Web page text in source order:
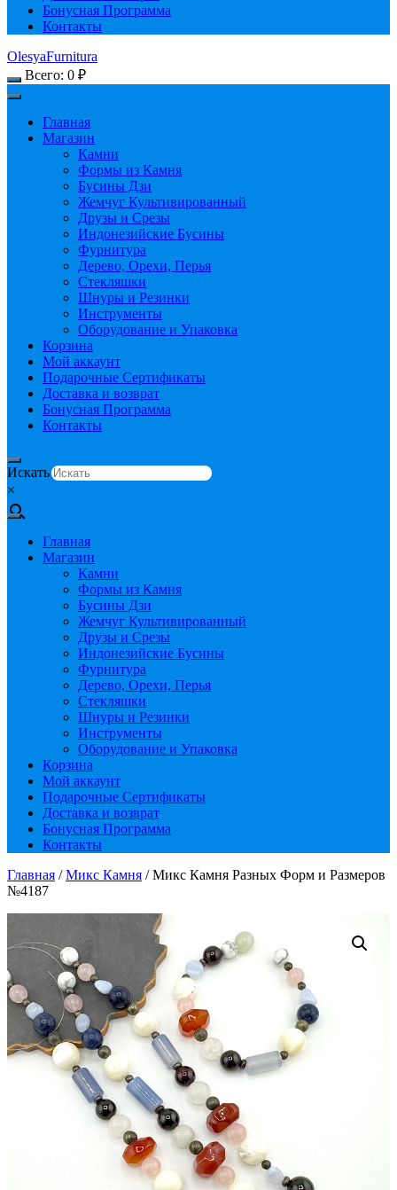
Бонусная Программа
Контакты
OlesyaFurnitura
Всего: 0 ₽
Главная
Магазин
Камни
Формы из Камня
Бусины Дзи
Жемчуг Культивированный
Друзы и Срезы
Индонезийские Бусины
Фурнитура
Дерево, Орехи, Перья
Стекляшки
Шнуры и Резинки
Инструменты
Оборудование и Упаковка
Корзина
Мой аккаунт
Подарочные Сертификаты
Доставка и возврат
Бонусная Программа
Контакты
Искать
×
Главная
Магазин
Камни
Формы из Камня
Бусины Дзи
Жемчуг Культивированный
Друзы и Срезы
Индонезийские Бусины
Фурнитура
Дерево, Орехи, Перья
Стекляшки
Шнуры и Резинки
Инструменты
Оборудование и Упаковка
Корзина
Мой аккаунт
Подарочные Сертификаты
Доставка и возврат
Бонусная Программа
Контакты
Главная /Микс Камня / Микс Камня Разных Форм и Размеров
№4187